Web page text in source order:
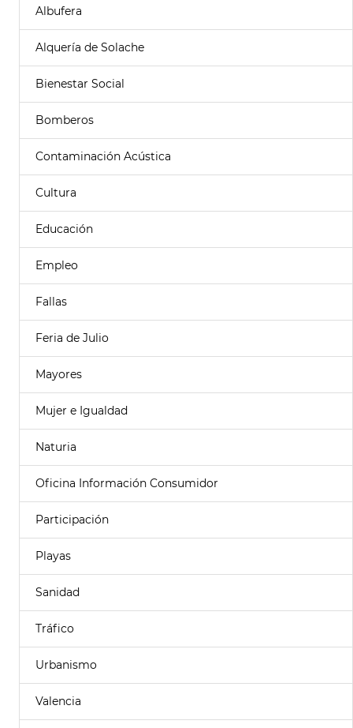
Albufera
Alquería de Solache
Bienestar Social
Bomberos
Contaminación Acústica
Cultura
Educación
Empleo
Fallas
Feria de Julio
Mayores
Mujer e Igualdad
Naturia
Oficina Información Consumidor
Participación
Playas
Sanidad
Tráfico
Urbanismo
Valencia